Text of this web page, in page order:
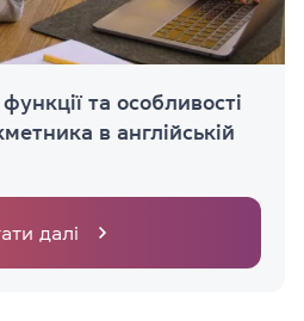
та особливості
в англійській
далі